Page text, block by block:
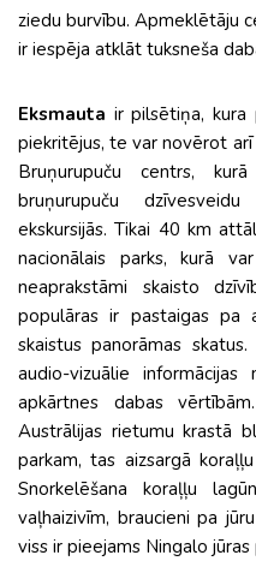
ziedu burvību. Apmeklētāju
ir iespēja atklāt tuksneša
Eksmauta ir pilsētiņa, kura
piekritējus, te var novērot arī
Bruņurupuču centrs,
bruņurupuču
ekskursijās. Tikai 40 km
nacionālais parks, kurā
neaprakstāmi skaisto
populāras ir pastaigas pa
skaistus panorāmas
audio-vizuālie
apkārtnes dabas
Austrālijas rietumu krastā
parkam, tas aizsargā
Snorkelēšana koraļļu
vaļhaizivīm, braucieni pa
viss ir pieejams Ningalo jūras